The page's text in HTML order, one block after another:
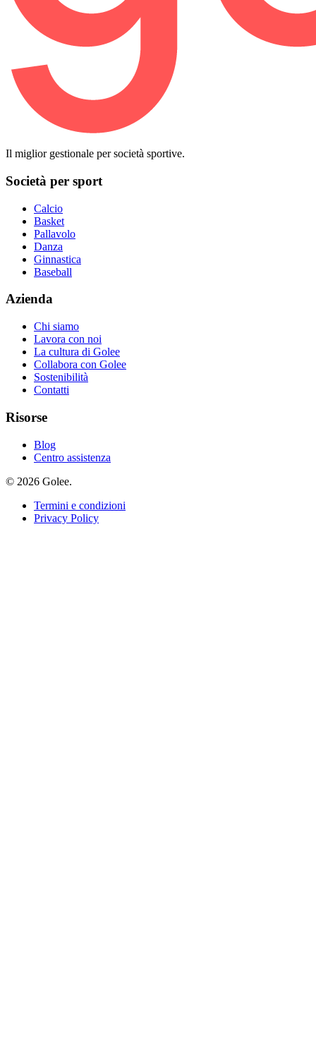
Il miglior gestionale per società sportive.
Società per sport
Calcio
Basket
Pallavolo
Danza
Ginnastica
Baseball
Azienda
Chi siamo
Lavora con noi
La cultura di Golee
Collabora con Golee
Sostenibilità
Contatti
Risorse
Blog
Centro assistenza
© 2026 Golee.
Termini e condizioni
Privacy Policy